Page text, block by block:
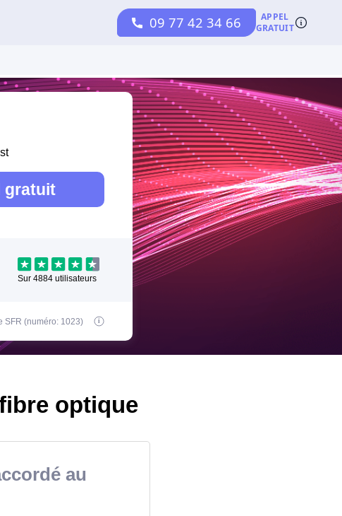
gratuit
Sur 4884utilisateurs
SFR (numéro: 1023)
optique
au